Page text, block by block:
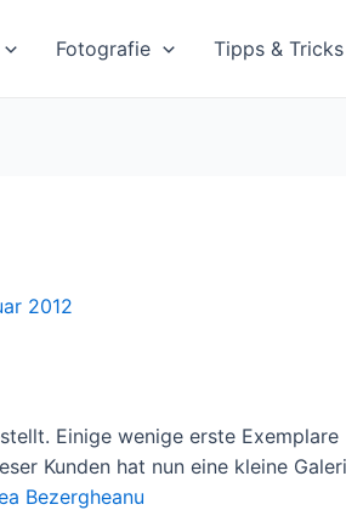
Fotografie Tipps & Tricks
2012
Einige wenige erste Exemplare
Kunden hat nun eine kleine
Bezergheanu